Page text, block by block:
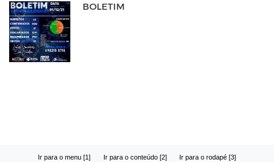
BOLETIM
Ir para o menu [1] Ir para o conteúdo [2] Ir para o rodapé [3]